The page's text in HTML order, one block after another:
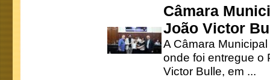
Câmara
João Victor
A Câmara
onde foi entregue o
Victor Bulle, em ...